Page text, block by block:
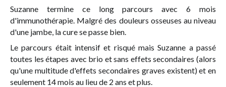
Suzanne termine ce long parcours avec 6 mois
d'immunothérapie. Malgré des douleurs osseuses au niveau
d'une jambe, la cure se passe bien.
Le parcours était intensif et risqué mais Suzanne a passé
toutes les étapes avec brio et sans effets secondaires (alors
qu'une multitude d'effets secondaires graves existent) et en
seulement 14 mois au lieu de 2 ans et plus.